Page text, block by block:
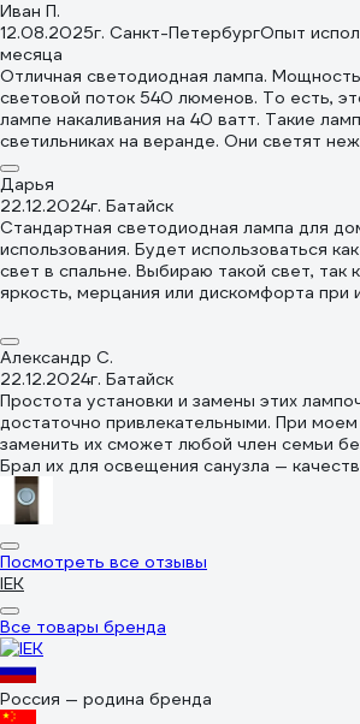
изготовлены и обработаны, при
возникнуть проблем. Рекомендую.
Иван П.
12.08.2025г. Санкт-ПетербургОпыт
месяца
Отличная светодиодная лампа.
световой поток 540 люменов. То есть,
лампе накаливания на 40 ватт. Такие
светильниках на веранде. Они светят
нейтральным белым светом. Этот свет
белое свечение, практически как утром
дневной свет. На мой взгляд, это отлично
устают от чрезмерно яркого или тусклого
естественно и приятно. Глаза отдыхают
Т75, учитывайте это при выборе для
Форма лампы - таблетка. То есть,
приятным светом. Насчёт работы данной
в электросети она не пульсирует, не
установлена защита, светодиоды не
чего дольше прослужат. Кстати,
часов, то есть почти 3 с половиной года
Проверим)
Дарья
22.12.2024г. Батайск
Стандартная светодиодная лампа для
использования. Будет использоваться
свет в спальне. Выбираю такой свет, так
яркость, мерцания или дискомфорта при
энергопотребления. Легкость замены
так что если вдруг перегорит, не нужно
замены — могу и сама справиться.
качество для дома полностью подходит.
Александр С.
22.12.2024г. Батайск
Простота установки и замены этих
достаточно привлекательными. При
заменить их сможет любой член семьи
Брал их для освещения санузла —
понравилось, не первый раз беру лампы
мерцают, глаза не устают, и яркости
осветить весь санузел. Экономичные.
использованию
Посмотреть все отзывы
IEK
Все товары бренда
Россия — родина бренда